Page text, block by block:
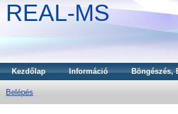
REAL-MS
Kezdőlap Információ Böngészés,
Belépés